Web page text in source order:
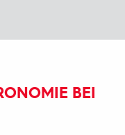
BEI